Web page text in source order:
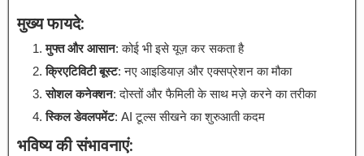
मुख्य फायदे:
मुफ्त और आसान: कोई भी इसे यूज़ कर सकता है
क्रिएटिविटी बूस्ट: नए आइडियाज़ और एक्सप्रेशन का मौका
सोशल कनेक्शन: दोस्तों और फैमिली के साथ मज़े करने का तरीका
स्किल डेवलपमेंट: AI टूल्स सीखने का शुरुआती कदम
भविष्य की संभावनाएं: